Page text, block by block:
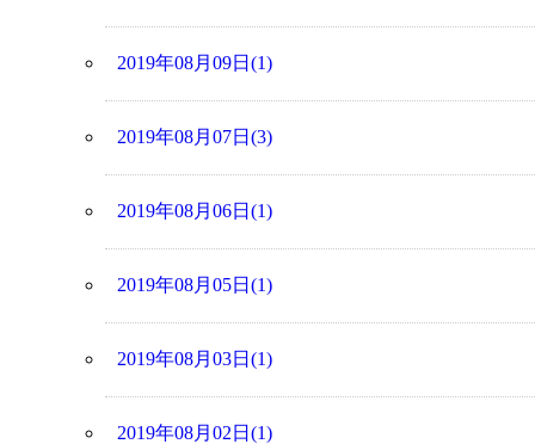
2019年08月09日(1)
2019年08月07日(3)
2019年08月06日(1)
2019年08月05日(1)
2019年08月03日(1)
2019年08月02日(1)